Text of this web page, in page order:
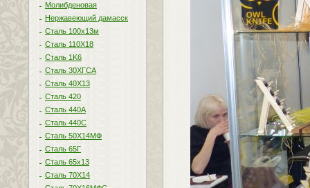
Молибденовая
Нержавеющий дамасск
Сталь 100х13м
Сталь 110Х18
Сталь 1K6
Сталь 30ХГСА
Сталь 40Х13
Сталь 420
Сталь 440A
Сталь 440С
Сталь 50Х14МФ
Сталь 65Г
Сталь 65х13
Сталь 70Х14